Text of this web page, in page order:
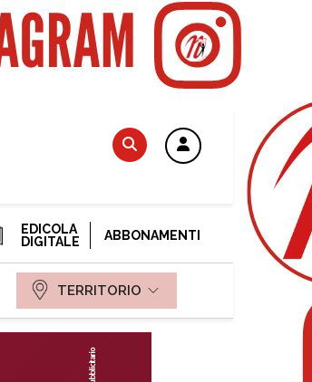
EDICOLA
DIGITALE
ABBONAMENTI
TERRITORIO